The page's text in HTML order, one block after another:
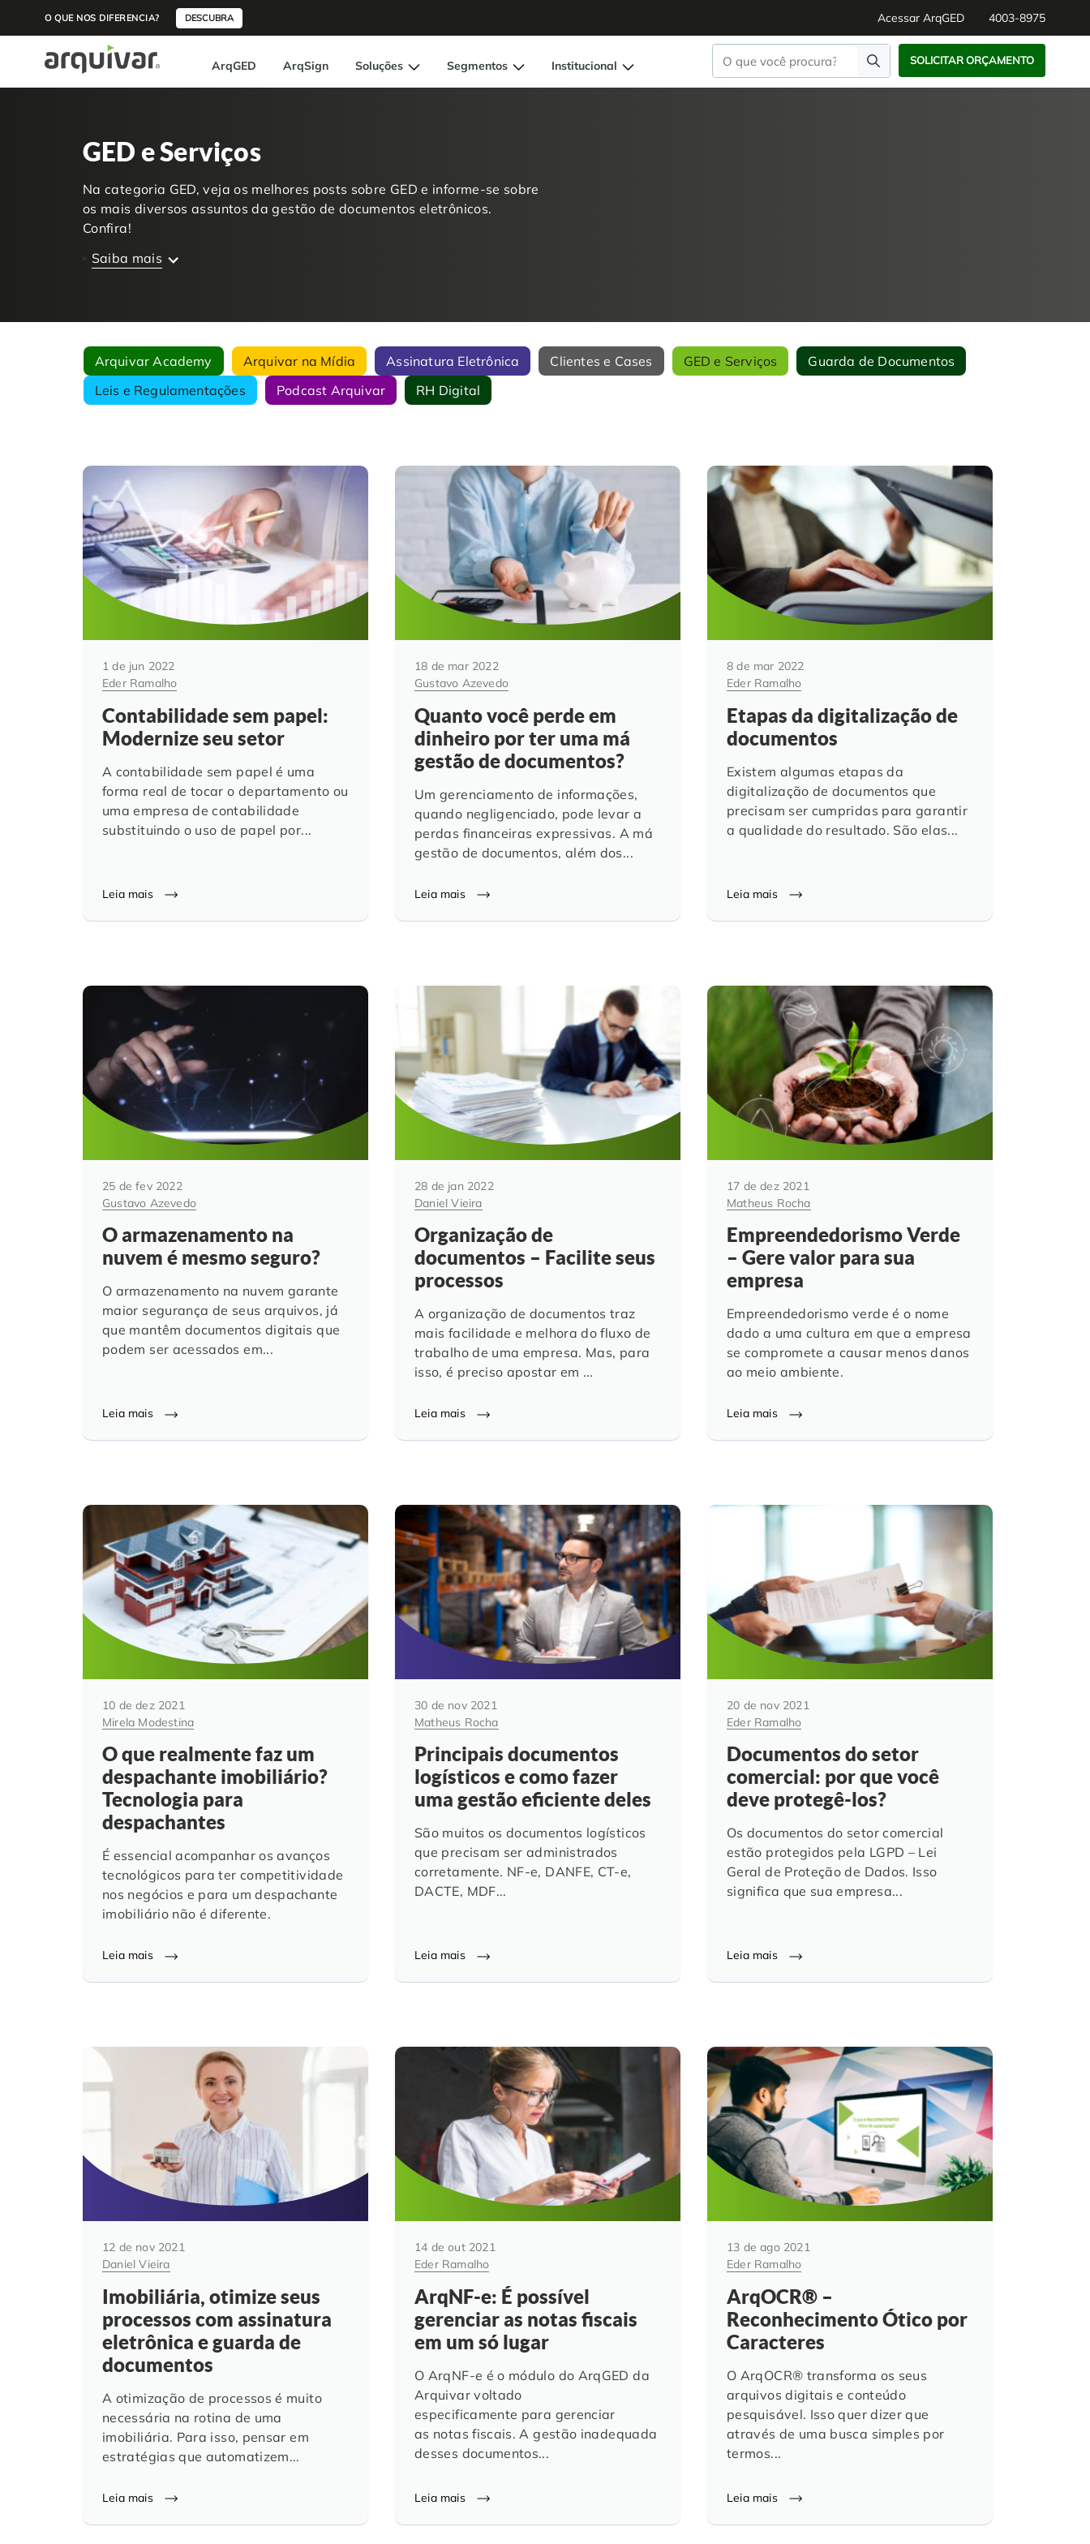
O QUE NOS DIFERENCIA? DESCUBRA Acessar ArqGED 4003-8975
ArqGED ArqSign Soluções Segmentos Institucional SOLICITAR ORÇAMENTO
GED e Serviços
Na categoria GED, veja os melhores posts sobre GED e informe-se sobre
os mais diversos assuntos da gestão de documentos eletrônicos.
Confira!
Saiba mais
Arquivar Academy Arquivar na Mídia Assinatura Eletrônica Clientes e Cases GED e Serviços
Guarda de Documentos
Leis e Regulamentações
Podcast Arquivar RH Digital
1 de jun 2022
Eder Ramalho
Contabilidade sem papel:
Modernize seu setor
A contabilidade sem papel é uma
forma real de tocar o departamento ou
uma empresa de contabilidade
substituindo o uso de papel por...
Leia mais
18 de mar 2022
Gustavo Azevedo
Quanto você perde em
dinheiro por ter uma má
gestão de documentos?
Um gerenciamento de informações,
quando negligenciado, pode levar a
perdas financeiras expressivas. A má
gestão de documentos, além dos...
Leia mais
8 de mar 2022
Eder Ramalho
Etapas da digitalização de
documentos
Existem algumas etapas da
digitalização de documentos que
precisam ser cumpridas para garantir
a qualidade do resultado. São elas...
Leia mais
25 de fev 2022
Gustavo Azevedo
O armazenamento na
nuvem é mesmo seguro?
O armazenamento na nuvem garante
maior segurança de seus arquivos, já
que mantêm documentos digitais que
podem ser acessados em...
Leia mais
28 de jan 2022
Daniel Vieira
Organização de
documentos – Facilite seus
processos
A organização de documentos traz
mais facilidade e melhora do fluxo de
trabalho de uma empresa. Mas, para
isso, é preciso apostar em ...
Leia mais
17 de dez 2021
Matheus Rocha
Empreendedorismo Verde
– Gere valor para sua
empresa
Empreendedorismo verde é o nome
dado a uma cultura em que a empresa
se compromete a causar menos danos
ao meio ambiente.
Leia mais
10 de dez 2021
Mirela Modestina
O que realmente faz um
despachante imobiliário?
Tecnologia para
despachantes
É essencial acompanhar os avanços
tecnológicos para ter competitividade
nos negócios e para um despachante
imobiliário não é diferente.
Leia mais
30 de nov 2021
Matheus Rocha
Principais documentos
logísticos e como fazer
uma gestão eficiente deles
São muitos os documentos logísticos
que precisam ser administrados
corretamente. NF-e, DANFE, CT-e,
DACTE, MDF...
Leia mais
20 de nov 2021
Eder Ramalho
Documentos do setor
comercial: por que você
deve protegê-los?
Os documentos do setor comercial
estão protegidos pela LGPD – Lei
Geral de Proteção de Dados. Isso
significa que sua empresa...
Leia mais
12 de nov 2021
Daniel Vieira
Imobiliária, otimize seus
processos com assinatura
eletrônica e guarda de
documentos
A otimização de processos é muito
necessária na rotina de uma
imobiliária. Para isso, pensar em
estratégias que automatizem...
Leia mais
14 de out 2021
Eder Ramalho
ArqNF-e: É possível
gerenciar as notas fiscais
em um só lugar
O ArqNF-e é o módulo do ArqGED da
Arquivar voltado
especificamente para gerenciar
as notas fiscais. A gestão inadequada
desses documentos...
Leia mais
13 de ago 2021
Eder Ramalho
ArqOCR® –
Reconhecimento Ótico por
Caracteres
O ArqOCR® transforma os seus
arquivos digitais e conteúdo
pesquisável. Isso quer dizer que
através de uma busca simples por
termos...
Leia mais